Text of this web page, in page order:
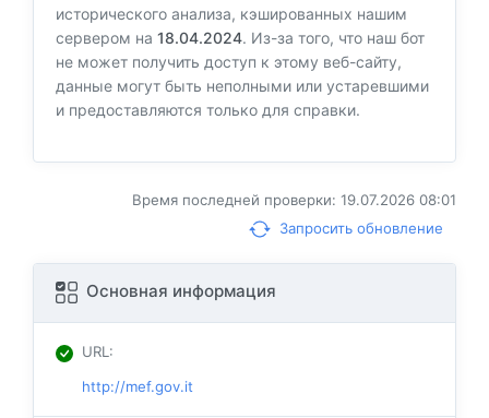
исторического анализа, кэшированных нашим
сервером на 18.04.2024. Из-за того, что наш бот
не может получить доступ к этому веб-сайту,
данные могут быть неполными или устаревшими
и предоставляются только для справки.
Время последней проверки: 19.07.2026 08:01
Запросить обновление
Основная информация
URL:
http://mef.gov.it